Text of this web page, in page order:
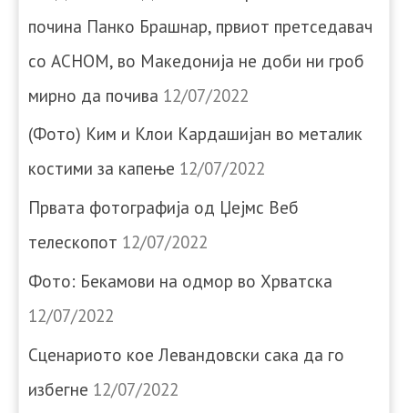
почина Панко Брашнар, првиот претседавач
со АСНОМ, во Македонија не доби ни гроб
мирно да почива 12/07/2022
(Фото) Ким и Клои Кардашијан во металик
костими за капење 12/07/2022
Првата фотографија од Џејмс Веб
телескопот 12/07/2022
Фото: Бекамови на одмор во Хрватска
12/07/2022
Сценариото кое Левандовски сака да го
избегне 12/07/2022